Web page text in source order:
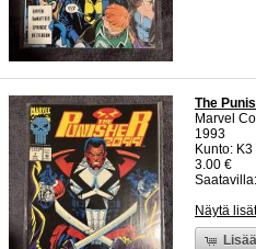
The
Marvel
1993
Kunto:
3.00 €
Näytä